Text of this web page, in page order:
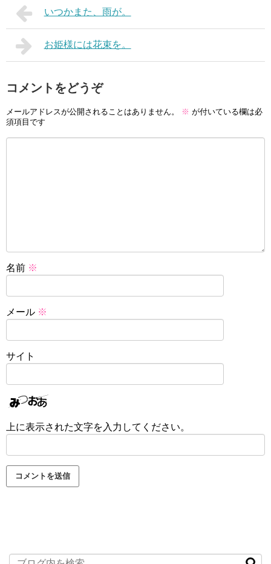
いつかまた、雨が。
お姫様には花束を。
コメントをどうぞ
メールアドレスが公開されることはありません。 ※ が付いている欄は必
須項目です
名前 ※
メール ※
サイト
上に表示された文字を入力してください。